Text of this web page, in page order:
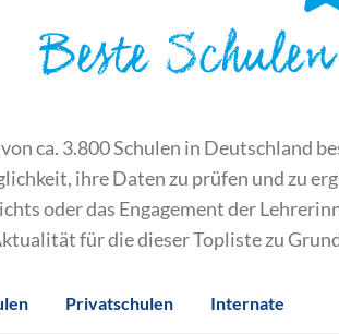
Beste
ca. 3.800 Schulen in Deutschland
ihre Daten zu prüfen und zu
oder das Engagement der
für die dieser Topliste zu
Privatschulen Internate